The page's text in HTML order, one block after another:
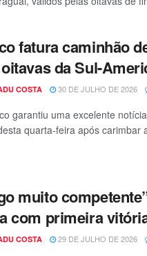
fatura caminhão
da Sul-
COSTA 30 DE JULHO DE 2026
garantiu uma excelente
quarta-feira após carimbar
muito
com primeira
COSTA 29 DE JULHO DE 2026